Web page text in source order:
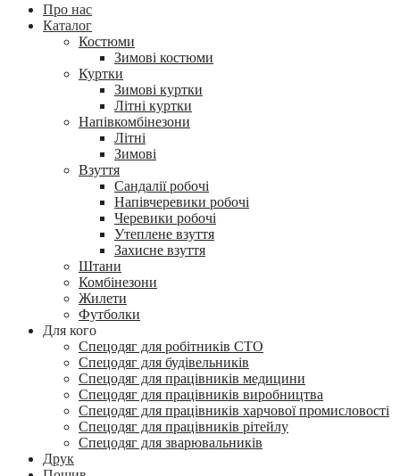
Про нас
Каталог
Костюми
Зимові костюми
Куртки
Зимові куртки
Літні куртки
Напівкомбінезони
Літні
Зимові
Взуття
Сандалії робочі
Напівчеревики робочі
Черевики робочі
Утеплене взуття
Захисне взуття
Штани
Комбінезони
Жилети
Футболки
Для кого
Спецодяг для робітників СТО
Спецодяг для будівельників
Спецодяг для працівників медицини
Спецодяг для працівників виробництва
Спецодяг для працівників харчової промисловості
Спецодяг для працівників рітейлу
Спецодяг для зварювальників
Друк